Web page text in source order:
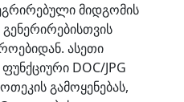
მიდგომის
გენერირებისთვის
ასეთი
DOC/JPG
გამოყენებას,